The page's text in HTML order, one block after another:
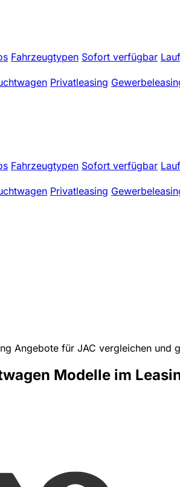
Fahrzeugtypen Sofort verfügbar
Privatleasing
Fahrzeugtypen Sofort verfügbar
Privatleasing
Angebote für JAC vergleichen und
Modelle im